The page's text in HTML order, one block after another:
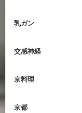
乳ガン
交感神経
京料理
京都